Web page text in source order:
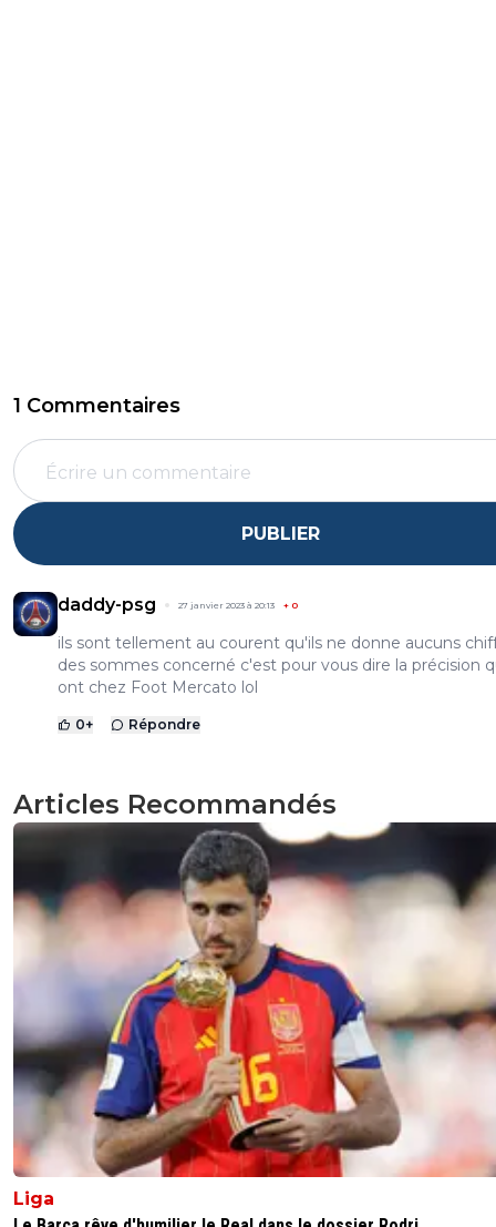
1 Commentaires
PUBLIER
daddy-psg 27 janvier 2023 à 20:13 + 0
ils sont tellement au courent qu'ils ne donne aucuns
des sommes concerné c'est pour vous dire la précision
ont chez Foot Mercato lol
0+ Répondre
Articles Recommandés
Liga